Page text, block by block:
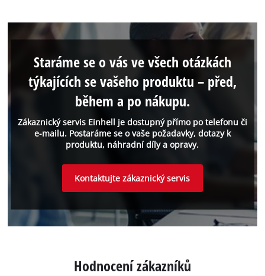
Zákaznický servis Einhell je dostupný přímo po telefonu či
e-mailu. Postaráme se o vaše požadavky, dotazy k
produktu, náhradní díly a opravy.
Staráme se o vás ve všech otázkách
týkajících se vašeho produktu – před,
během a po nákupu.
Kontaktujte zákaznický servis
Hodnocení zákazníků